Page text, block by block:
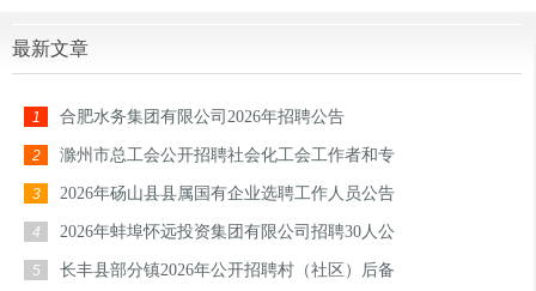
最新文章
1 合肥水务集团有限公司2026年招聘公告
2 滁州市总工会公开招聘社会化工会工作者和专
3 2026年砀山县县属国有企业选聘工作人员公告
4 2026年蚌埠怀远投资集团有限公司招聘30人公
5 长丰县部分镇2026年公开招聘村（社区）后备